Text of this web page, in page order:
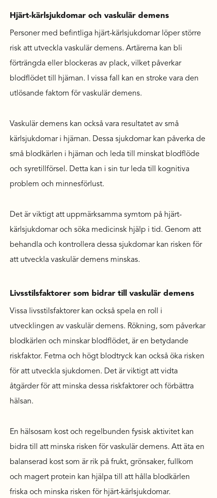
Hjärt-kärlsjukdomar och vaskulär demens
Personer med befintliga hjärt-kärlsjukdomar löper större
risk att utveckla vaskulär demens. Artärerna kan bli
förträngda eller blockeras av plack, vilket påverkar
blodflödet till hjärnan. I vissa fall kan en stroke vara den
utlösande faktorn för vaskulär demens.
Vaskulär demens kan också vara resultatet av små
kärlsjukdomar i hjärnan. Dessa sjukdomar kan påverka de
små blodkärlen i hjärnan och leda till minskat blodflöde
och syretillförsel. Detta kan i sin tur leda till kognitiva
problem och minnesförlust.
Det är viktigt att uppmärksamma symtom på hjärt-
kärlsjukdomar och söka medicinsk hjälp i tid. Genom att
behandla och kontrollera dessa sjukdomar kan risken för
att utveckla vaskulär demens minskas.
Livsstilsfaktorer som bidrar till vaskulär demens
Vissa livsstilsfaktorer kan också spela en roll i
utvecklingen av vaskulär demens. Rökning, som påverkar
blodkärlen och minskar blodflödet, är en betydande
riskfaktor. Fetma och högt blodtryck kan också öka risken
för att utveckla sjukdomen. Det är viktigt att vidta
åtgärder för att minska dessa riskfaktorer och förbättra
hälsan.
En hälsosam kost och regelbunden fysisk aktivitet kan
bidra till att minska risken för vaskulär demens. Att äta en
balanserad kost som är rik på frukt, grönsaker, fullkorn
och magert protein kan hjälpa till att hålla blodkärlen
friska och minska risken för hjärt-kärlsjukdomar.